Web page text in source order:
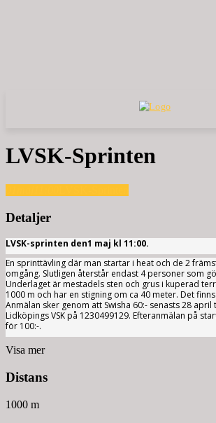
LVSK-Sprinten
Detaljer
LVSK-sprinten den1 maj kl 11:00.
En sprinttävling där man startar i heat och de 2
omgång. Slutligen återstår endast 4 personer som
Underlaget är mestadels sten och grus i kuperad
1000 m och har en stigning om ca 40 meter. Det
Anmälan sker genom att Swisha 60:- senasts 28
Lidköpings VSK på 1230499129. Efteranmälan på
för 100:-.
Visa mer
Distans
1000 m